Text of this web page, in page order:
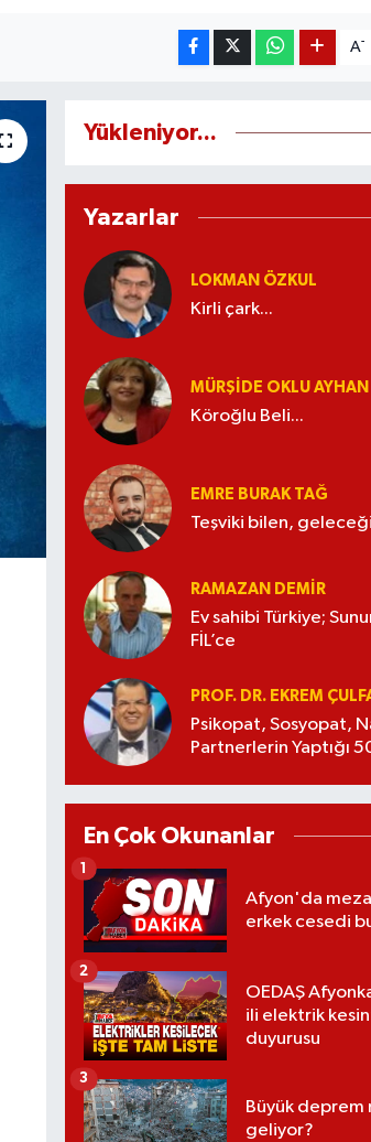
A-
Yükleniyor...
Yazarlar
LOKMAN ÖZKUL
Kirli çark...
MÜRŞIDE OKLU AYHAN
Köroğlu Beli...
EMRE BURAK TAĞ
Teşviki bilen,
RAMAZAN DEMİR
Ev sahibi Türkiye;
FİL’ce
PROF. DR. EKREM
Psikopat, Sosyopat,
Partnerlerin Yaptığı
En Çok Okunanlar
Afyon'da
erkek cesedi
1
OEDAŞ
ili elektrik
duyurusu
2
Büyük deprem
geliyor?
3